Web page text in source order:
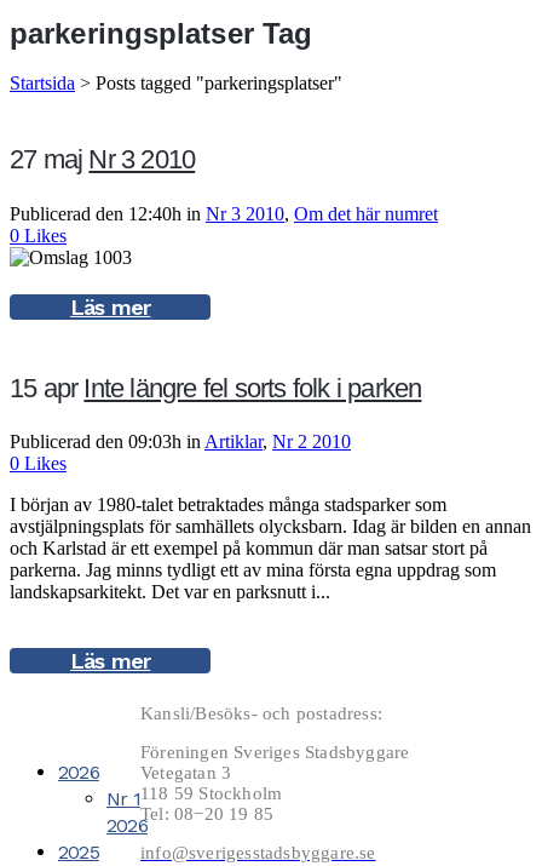
parkeringsplatser Tag
Startsida > Posts tagged "parkeringsplatser"
27 maj Nr 3 2010
Publicerad den 12:40h in Nr 3 2010, Om det här numret
0 Likes
Läs mer
15 apr Inte längre fel sorts folk i parken
Publicerad den 09:03h in Artiklar, Nr 2 2010
0 Likes
I början av 1980-talet betraktades många stadsparker som
avstjälpningsplats för samhällets olycksbarn. Idag är bilden en annan
och Karlstad är ett exempel på kommun där man satsar stort på
parkerna. Jag minns tydligt ett av mina första egna uppdrag som
landskapsarkitekt. Det var en parksnutt i...
Läs mer
2026
Nr 1
2026
2025
Kansli/Besöks- och postadress:
Föreningen Sveriges Stadsbyggare
Vetegatan 3
118 59 Stockholm
Tel: 08−20 19 85
info@sverigesstadsbyggare.se